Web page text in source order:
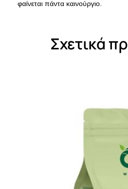
φαίνεται πάντα καινούργιο.
Σχετικά